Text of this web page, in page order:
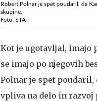
Robert Polnar je spet poudaril, da
skupine.
Foto: STA ,
Kot je ugotavljal, imajo
se imajo po njegovih
Polnar je spet
vpliva na delo in razvoj